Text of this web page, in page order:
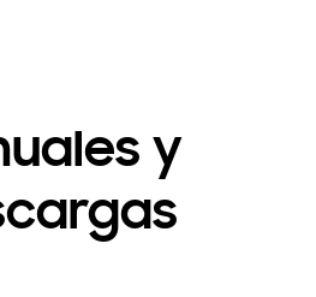
y